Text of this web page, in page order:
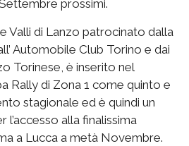
prossimi.
Valli di Lanzo patrocinato dalla
Automobile Club Torino e dai
Torinese, è inserito nel
Rally di Zona 1 come quinto e
stagionale ed è quindi un
l’accesso alla finalissima
a Lucca a metà Novembre.